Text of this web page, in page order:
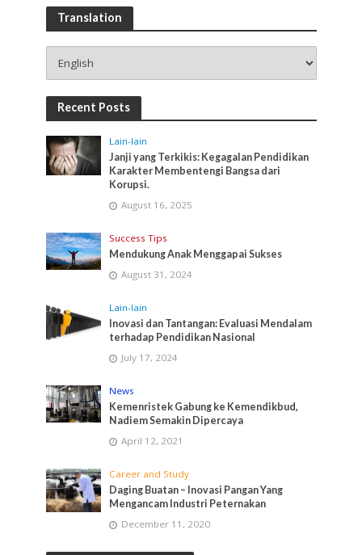
Translation
Recent Posts
Lain-lain
Janji yang Terkikis: Kegagalan Pendidikan
Karakter Membentengi Bangsa dari
Korupsi.
August 16, 2025
Success Tips
Mendukung Anak Menggapai Sukses
August 31, 2024
Lain-lain
Inovasi dan Tantangan: Evaluasi Mendalam
terhadap Pendidikan Nasional
July 17, 2024
News
Kemenristek Gabung ke Kemendikbud,
Nadiem Semakin Dipercaya
April 12, 2021
Career and Study
Daging Buatan – Inovasi Pangan Yang
Mengancam Industri Peternakan
December 11, 2020